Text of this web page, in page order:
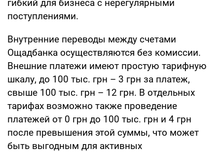
гибкий для бизнеса с нерегулярными
поступлениями.
Внутренние переводы между счетами
Ощадбанка осуществляются без комиссии.
Внешние платежи имеют простую тарифную
шкалу, до 100 тыс. грн – 3 грн за платеж,
свыше 100 тыс. грн – 12 грн. В отдельных
тарифах возможно также проведение
платежей от 0 грн до 100 тыс. грн и 4 грн
после превышения этой суммы, что может
быть выгодным для активных